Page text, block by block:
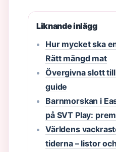
Liknande inlägg
Hur mycket ska
Rätt mängd mat
Övergivna slott
guide
Barnmorskan i
på SVT Play:
Världens
tiderna – listor